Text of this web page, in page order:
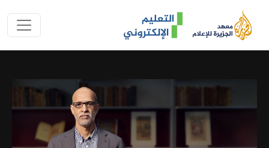
تجاوز إلى المحتوى الرئيسي
الجزيرة